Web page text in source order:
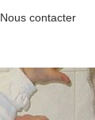
Nous contacter